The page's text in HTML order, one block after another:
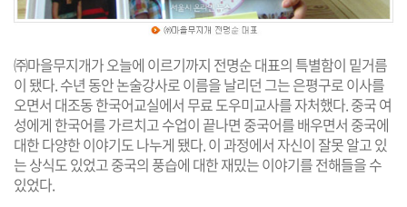
㈜마을무지개가 오늘에 이르기까지 전명순 대표의 특별함이 밑거름
이 됐다. 수년 동안 논술강사로 이름을 날리던 그는 은평구로 이사를
오면서 대조동 한국어교실에서 무료 도우미교사를 자처했다. 중국 여
성에게 한국어를 가르치고 수업이 끝나면 중국어를 배우면서 중국에
대한 다양한 이야기도 나누게 됐다. 이 과정에서 자신이 잘못 알고 있
는 상식도 있었고 중국의 풍습에 대한 재밌는 이야기를 전해들을 수
있었다.